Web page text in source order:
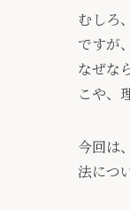
むしろ
ですが
なぜな
こや、
今回は
法につ